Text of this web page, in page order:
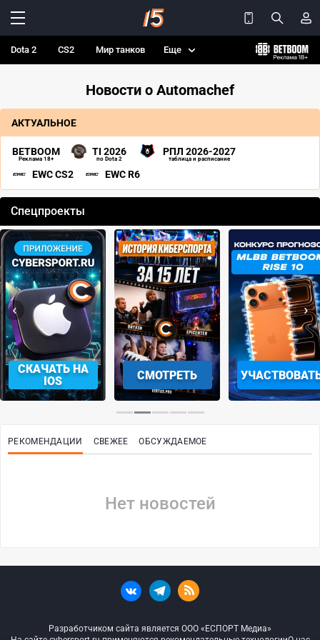
Dota 2 CS2 Мир танков Еще
Новости о Automachef
АКТУАЛЬНОЕ
BETBOOM
Реклама 18+
TI 2026
по Dota 2
РПЛ 2026-2027
таблица и расписание
EWC CS2 EWC R6
Спецпроекты
СКАЧАТЬ НА
IOS
СМОТРЕТЬ
‹ ›
РЕКОМЕНДАЦИИ СВЕЖЕЕ ОБСУЖДАЕМОЕ
Нет новостей
Разработчиком сайта является ООО «ЕСПОРТ Медиа»